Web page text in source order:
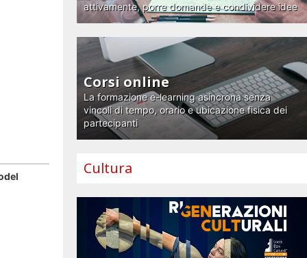
attivamente, porre domande e condividere idee
Corsi online
La formazione e-learning asincrona senza
vincoli di tempo, orario e ubicazione fisica dei
partecipanti
Cultura